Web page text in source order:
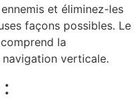
et éliminez-les
façons possibles. Le
la
verticale.